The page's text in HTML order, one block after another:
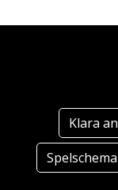
Klara
Spelschema